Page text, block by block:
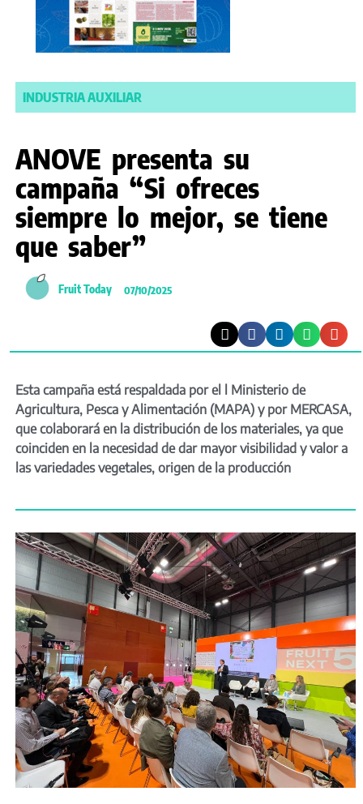
INDUSTRIA AUXILIAR
ANOVE presenta su
campaña “Si ofreces
siempre lo mejor, se tiene
que saber”
Fruit Today 07/10/2025
Esta campaña está respaldada por el l Ministerio de
Agricultura, Pesca y Alimentación (MAPA) y por MERCASA,
que colaborará en la distribución de los materiales, ya que
coinciden en la necesidad de dar mayor visibilidad y valor a
las variedades vegetales, origen de la producción